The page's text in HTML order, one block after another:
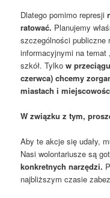
Dlatego pomimo represji
ratować. Planujemy
szczególności publiczne
informacyjnymi na temat
szkół. Tylkow
czerwca) chcemy
miastach i
W związku z tym,
Aby te akcje się udały,
Nasi wolontariusze są
konkretnych narzędzi.
najbliższym czasie